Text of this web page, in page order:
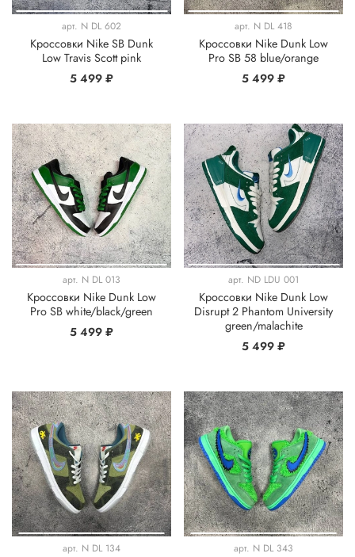
арт. N DL 602
Кроссовки Nike SB Dunk
Low Travis Scott pink
5 499 ₽
арт. N DL 418
Кроссовки Nike Dunk Low
Pro SB 58 blue/orange
5 499 ₽
арт. N DL 013
Кроссовки Nike Dunk Low
Pro SB white/black/green
5 499 ₽
арт. ND LDU 001
Кроссовки Nike Dunk Low
Disrupt 2 Phantom University
green/malachite
5 499 ₽
арт. N DL 134 арт. N DL 343